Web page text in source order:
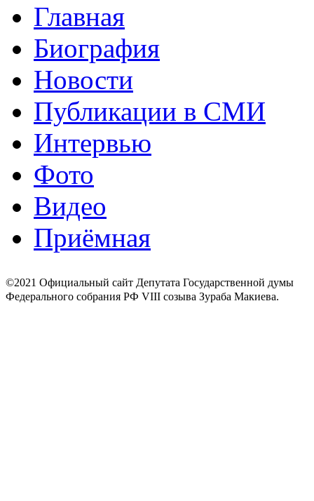
Главная
Биография
Новости
Публикации в СМИ
Интервью
Фото
Видео
Приёмная
©2021 Официальный сайт Депутата Государственной думы
Федерального собрания РФ VIII созыва Зураба Макиева.